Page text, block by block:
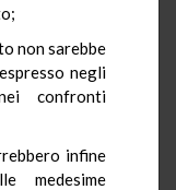
non sarebbe
negli
confronti
infine
medesime